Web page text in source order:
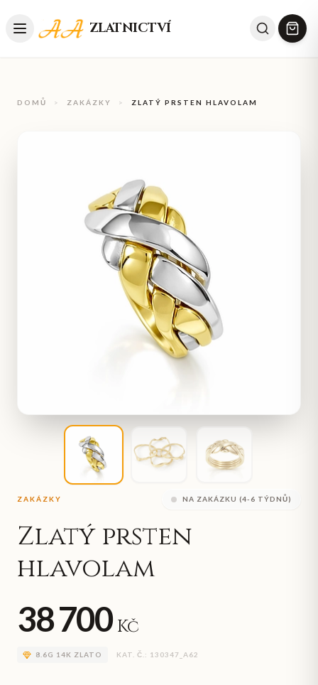
ZLATNICTVÍ
DOMŮ > ZAKÁZKY > ZLATÝ PRSTEN HLAVOLAM
ZAKÁZKY NA ZAKÁZKU (4-6 TÝDNŮ)
Zlatý prsten
hlavolam
38 700 Kč
8.6G 14K ZLATO KAT. Č.: 130347_A62